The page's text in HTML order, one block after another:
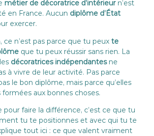
métier de décoratrice d’intérieurn’est
en France. Aucun diplôme d’État
exercer.
ce n’est pas parce que tu peux te
que tu peux réussir sans rien. La
décoratrices indépendantesne
à vivre de leur activité. Pas parce
le bon diplôme, mais parce qu’elles
formées aux bonnes choses.
pour faire la différence, c’est ce que tu
tu te positionnes et avec qui tu te
tout ici : ce que valent vraiment